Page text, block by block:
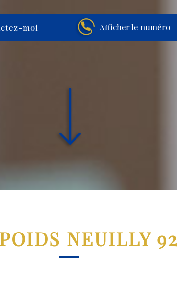
moi Afficher le numéro
NEUILLY 92